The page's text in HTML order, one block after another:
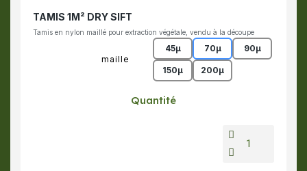
TAMIS 1M² DRY SIFT
Tamis en nylon maillé pour extraction végétale, vendu à la découpe
maille
45µ 70µ 90µ
150µ 200µ
Quantité